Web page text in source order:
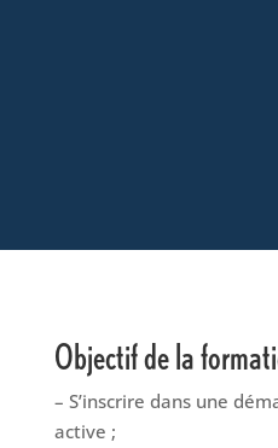
Objectif de la
– S’inscrire dans une
active ;